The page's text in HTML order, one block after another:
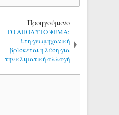
Προηγούμενο
ΤΟ ΑΠΟΛΥΤΟ ΨΕΜΑ:
Στη γεωμηχανική
βρίσκεται η λύση για
την κλιματική αλλαγή